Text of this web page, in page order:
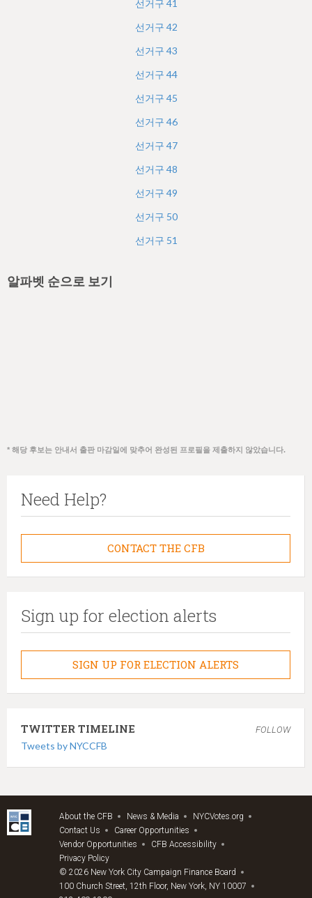
선거구 41
선거구 42
선거구 43
선거구 44
선거구 45
선거구 46
선거구 47
선거구 48
선거구 49
선거구 50
선거구 51
알파벳 순으로 보기
* 해당 후보는 안내서 출판 마감일에 맞추어 완성된 프로필을 제출하지 않았습니다.
Need Help?
CONTACT THE CFB
Sign up for election alerts
SIGN UP FOR ELECTION ALERTS
TWITTER TIMELINE FOLLOW
Tweets by NYCCFB
About the CFB News & Media
NYCVotes.org
Contact Us
Career Opportunities
Vendor Opportunities
CFB Accessibility
Privacy Policy
© 2026 New York City Campaign Finance Board
100 Church Street, 12th Floor, New York, NY 10007